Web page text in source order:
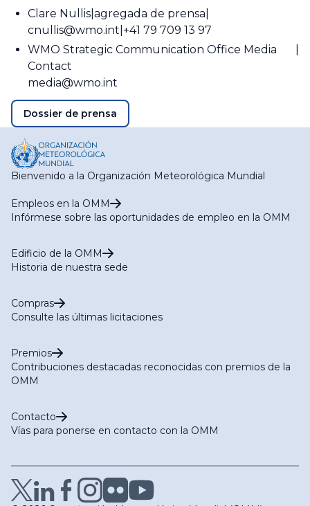
Clare Nullis agregada de prensa
cnullis@wmo.int +41 79 709 13 97
WMO Strategic Communication Office Media
Contact
media@wmo.int
Dossier de prensa
Bienvenido a la Organización Meteorológica Mundial
Empleos en la OMM
Infórmese sobre las oportunidades de empleo en la OMM
Edificio de la OMM
Historia de nuestra sede
Compras
Consulte las últimas licitaciones
Premios
Contribuciones destacadas reconocidas con premios de la
OMM
Contacto
Vías para ponerse en contacto con la OMM